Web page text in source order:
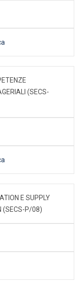
(SECS-
E SUPPLY
(SECS-P/08)